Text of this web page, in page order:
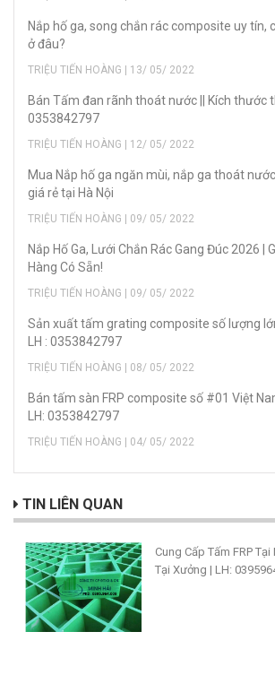
Nắp hố ga, song chắn rác composite uy tín,
ở đâu?
TRIỆU TIẾN HOÀNG | 13/ 05/ 2022
Bán Tấm đan rãnh thoát nước || Kích thước
0353842797
TRIỆU TIẾN HOÀNG | 12/ 05/ 2022
Mua Nắp hố ga ngăn mùi, nắp ga thoát
giá rẻ tại Hà Nội
TRIỆU TIẾN HOÀNG | 09/ 05/ 2022
Nắp Hố Ga, Lưới Chắn Rác Gang Đúc 2026 |
Hàng Có Sẵn!
TRIỆU TIẾN HOÀNG | 09/ 05/ 2022
Sản xuất tấm grating composite số lượng
LH : 0353842797
TRIỆU TIẾN HOÀNG | 08/ 05/ 2022
Bán tấm sàn FRP composite số #01 Việt
LH: 0353842797
TRIỆU TIẾN HOÀNG | 04/ 05/ 2022
TIN LIÊN QUAN
Cung Cấp Tấm FRP
Tại Xưởng | LH: